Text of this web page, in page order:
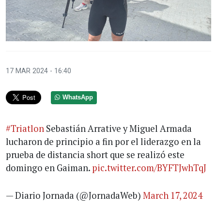
17 MAR 2024 - 16:40
WhatsApp
#Triatlon Sebastián Arrative y Miguel Armada
lucharon de principio a fin por el liderazgo en la
prueba de distancia short que se realizó este
domingo en Gaiman. pic.twitter.com/BYFTJwhTqJ
— Diario Jornada (@JornadaWeb) March 17, 2024